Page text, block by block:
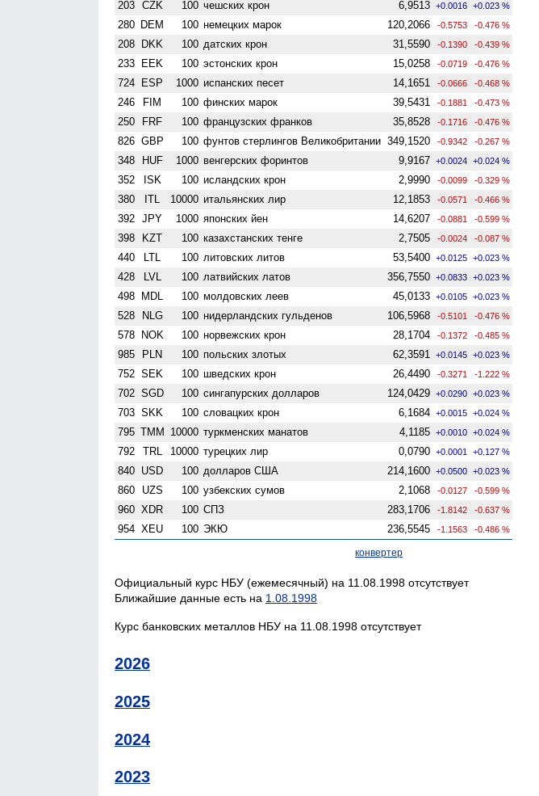
203 CZK 100 чешских крон 6,9513 +0.0016 +0.023 %
280 DEM 100 немецких марок 120,2066 -0.5753 -0.476 %
208 DKK 100 датских крон 31,5590 -0.1390 -0.439 %
233 EEK 100 эстонских крон 15,0258 -0.0719 -0.476 %
724 ESP 1000 испанских песет 14,1651 -0.0666 -0.468 %
246 FIM 100 финских марок 39,5431 -0.1881 -0.473 %
250 FRF 100 французских франков 35,8528 -0.1716 -0.476 %
826 GBP 100 фунтов стерлингов Велико­британии 349,1520 -0.9342 -0.267 %
348 HUF 1000 венгерских форинтов 9,9167 +0.0024 +0.024 %
352 ISK 100 исландских крон 2,9990 -0.0099 -0.329 %
380 ITL 10000 итальянских лир 12,1853 -0.0571 -0.466 %
392 JPY 1000 японских йен 14,6207 -0.0881 -0.599 %
398 KZT 100 казахстанских тенге 2,7505 -0.0024 -0.087 %
440 LTL 100 литовских литов 53,5400 +0.0125 +0.023 %
428 LVL 100 латвийских латов 356,7550 +0.0833 +0.023 %
498 MDL 100 молдовских леев 45,0133 +0.0105 +0.023 %
528 NLG 100 нидерландских гульденов 106,5968 -0.5101 -0.476 %
578 NOK 100 норвежских крон 28,1704 -0.1372 -0.485 %
985 PLN 100 польских злотых 62,3591 +0.0145 +0.023 %
752 SEK 100 шведских крон 26,4490 -0.3271 -1.222 %
702 SGD 100 сингапурских долларов 124,0429 +0.0290 +0.023 %
703 SKK 100 словацких крон 6,1684 +0.0015 +0.024 %
795 TMM 10000 туркменских манатов 4,1185 +0.0010 +0.024 %
792 TRL 10000 турецких лир 0,0790 +0.0001 +0.127 %
840 USD 100 долларов США 214,1600 +0.0500 +0.023 %
860 UZS 100 узбекских сумов 2,1068 -0.0127 -0.599 %
960 XDR 100 СПЗ 283,1706 -1.8142 -0.637 %
954 XEU 100 ЭКЮ 236,5545 -1.1563 -0.486 %
конвертер
Официальный курс НБУ (ежемесячный) на 11.08.1998 отсутствует
Ближайшие данные есть на 1.08.1998
Курс банковских металлов НБУ на 11.08.1998 отсутствует
2026
2025
2024
2023